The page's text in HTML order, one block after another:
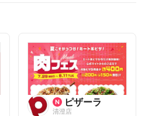
ピザーラ
清澄店